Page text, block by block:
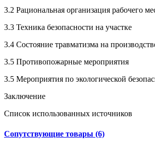
3.2 Рациональная организация
3.3 Техника безопасности на
3.4 Состояние травматизма на
3.5 Противопожарные
3.5 Мероприятия по экологической
Список использованных источников
Сопутствующие товары (6)